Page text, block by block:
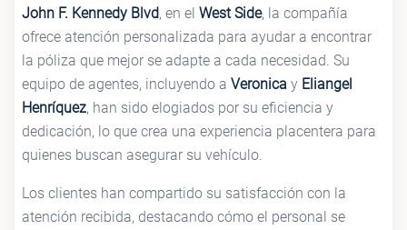
John F. Kennedy Blvd, en el West Side, la compañía
ofrece atención personalizada para ayudar a encontrar
la póliza que mejor se adapte a cada necesidad. Su
equipo de agentes, incluyendo a Veronica y Eliangel
Henríquez, han sido elogiados por su eficiencia y
dedicación, lo que crea una experiencia placentera para
quienes buscan asegurar su vehículo.
Los clientes han compartido su satisfacción con la
atención recibida, destacando cómo el personal se